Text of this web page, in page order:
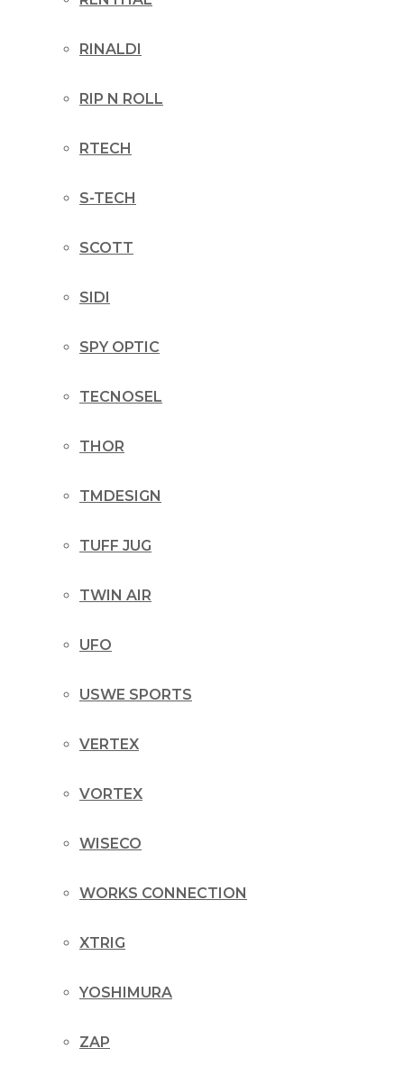
RINALDI
RIP N ROLL
RTECH
S-TECH
SCOTT
SIDI
SPY OPTIC
TECNOSEL
THOR
TMDESIGN
TUFF JUG
TWIN AIR
UFO
USWE SPORTS
VERTEX
VORTEX
WISECO
WORKS CONNECTION
XTRIG
YOSHIMURA
ZAP